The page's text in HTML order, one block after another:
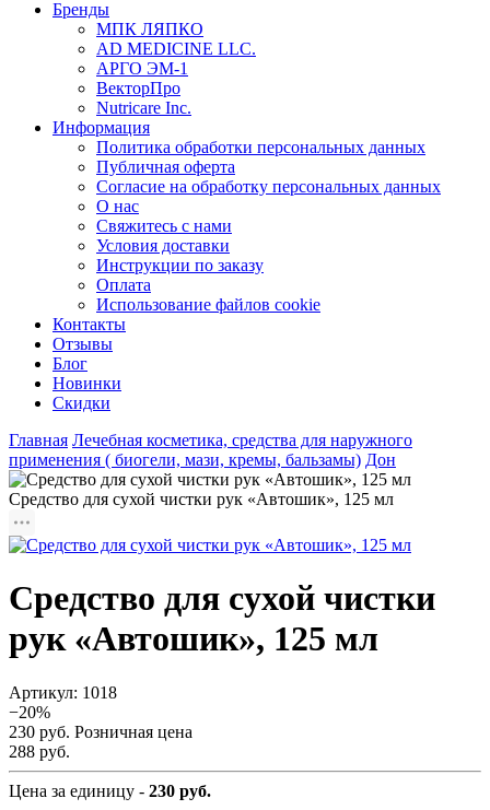
Бренды
МПК ЛЯПКО
AD MEDICINE LLC.
АРГО ЭМ-1
ВекторПро
Nutricare Inc.
Информация
Политика обработки персональных данных
Публичная оферта
Согласие на обработку персональных данных
О нас
Свяжитесь с нами
Условия доставки
Инструкции по заказу
Оплата
Использование файлов cookie
Контакты
Отзывы
Блог
Новинки
Скидки
Главная Лечебная косметика, средства для наружного
применения ( биогели, мази, кремы, бальзамы) Дон
Средство для сухой чистки рук «Автошик», 125 мл
Средство для сухой чистки
рук «Автошик», 125 мл
Артикул: 1018
−20%
230 руб. Розничная цена
288 руб.
Цена за единицу - 230 руб.